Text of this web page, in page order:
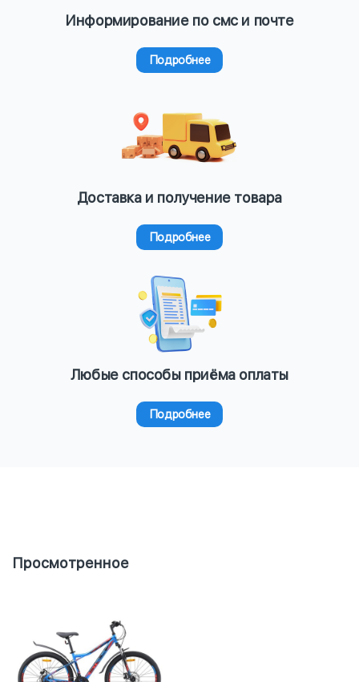
Информирование по смс и почте
Подробнее
Доставка и получение товара
Подробнее
Любые способы приёма оплаты
Подробнее
Просмотренное